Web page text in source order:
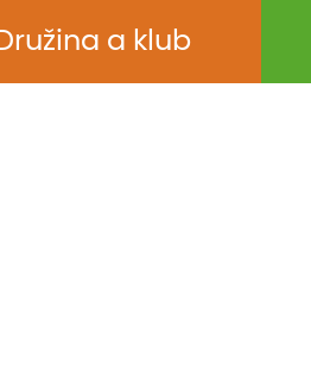
Družina a klub